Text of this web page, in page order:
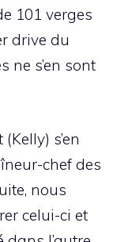
101 verges
drive du
ne s’en sont
s’en
chef des
nous
celui-ci et